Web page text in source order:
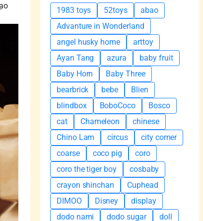
1983 toys 52toys
abao
Advanture in Wonderland
angel husky home
arttoy
Ayan Tang
azura
baby fruit
Baby Horn
Baby Three
bearbrick
bebe
Blien
blindbox
BoboCoco
Bosco
cat
Chameleon
chinese
Chino Lam
circus
city corner
coarse
coco pig
coro
coro the tiger boy
cosbaby
crayon shinchan
Cuphead
DIMOO
Disney
display
dodo nami
dodo sugar
doll